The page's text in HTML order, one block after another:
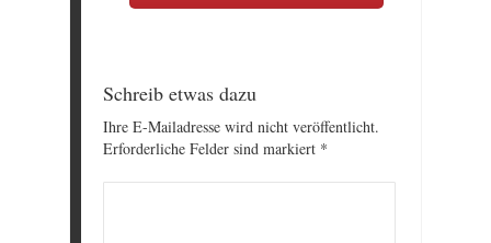
Schreib etwas dazu
Ihre E-Mailadresse wird nicht veröffentlicht.
Erforderliche Felder sind markiert *